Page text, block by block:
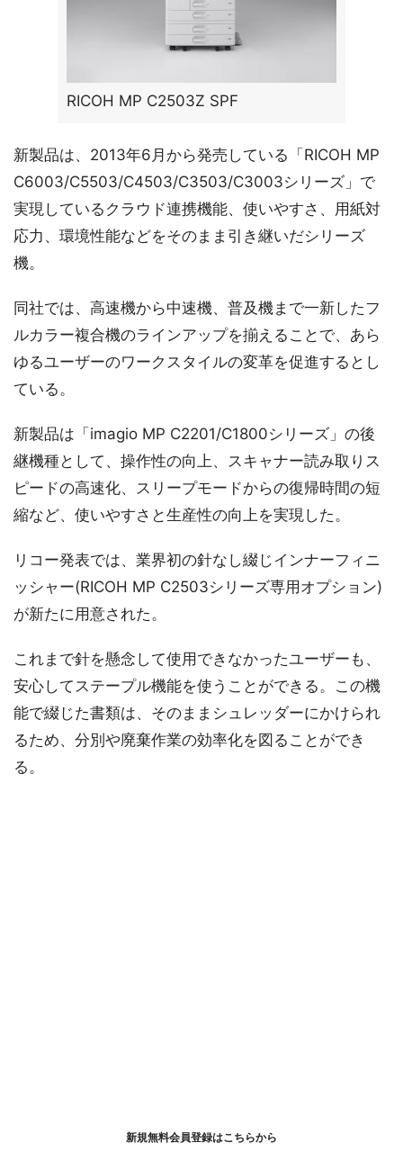
RICOH MP C2503Z SPF
新製品は、2013年6月から発売している「RICOH MP
C6003/C5503/C4503/C3503/C3003シリーズ」で
実現しているクラウド連携機能、使いやすさ、用紙対
応力、環境性能などをそのまま引き継いだシリーズ
機。
同社では、高速機から中速機、普及機まで一新したフ
ルカラー複合機のラインアップを揃えることで、あら
ゆるユーザーのワークスタイルの変革を促進するとし
ている。
新製品は「imagio MP C2201/C1800シリーズ」の後
継機種として、操作性の向上、スキャナー読み取りス
ピードの高速化、スリープモードからの復帰時間の短
縮など、使いやすさと生産性の向上を実現した。
リコー発表では、業界初の針なし綴じインナーフィニ
ッシャー(RICOH MP C2503シリーズ専用オプション)
が新たに用意された。
これまで針を懸念して使用できなかったユーザーも、
安心してステープル機能を使うことができる。この機
能で綴じた書類は、そのままシュレッダーにかけられ
るため、分別や廃棄作業の効率化を図ることができ
る。
新規無料会員登録はこちらから